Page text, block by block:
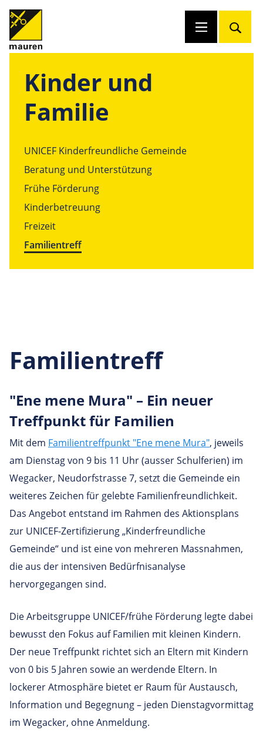
Kinder und
Familie
UNICEF Kinderfreundliche Gemeinde
Beratung und Unterstützung
Frühe Förderung
Kinderbetreuung
Freizeit
Familientreff
Familientreff
"Ene mene Mura" – Ein neuer
Treff­punkt für Familien
Mit dem Familientreffpunkt "Ene mene Mura", jeweils
am Dienstag von 9 bis 11 Uhr (ausser Schulferien) im
Wegacker, Neudorfstrasse 7, setzt die Gemeinde ein
weiteres Zeichen für gelebte Familienfreundlichkeit.
Das Angebot entstand im Rahmen des Aktionsplans
zur UNICEF-Zertifizierung „Kinderfreundliche
Gemeinde“ und ist eine von mehreren Massnahmen,
die aus der intensiven Bedürfnisanalyse
hervorgegangen sind.
Die Arbeitsgruppe UNICEF/frühe Förderung legte dabei
bewusst den Fokus auf Familien mit kleinen Kindern.
Der neue Treffpunkt richtet sich an Eltern mit Kindern
von 0 bis 5 Jahren sowie an werdende Eltern. In
lockerer Atmosphäre bietet er Raum für Austausch,
Information und Begegnung – jeden Dienstagvormittag
im Wegacker, ohne Anmeldung.